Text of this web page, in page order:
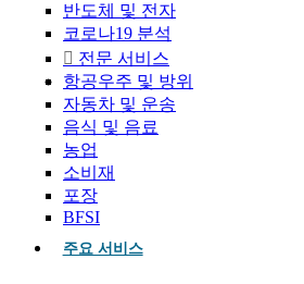
반도체 및 전자
코로나19 분석
전문 서비스
항공우주 및 방위
자동차 및 운송
음식 및 음료
농업
소비재
포장
BFSI
주요 서비스